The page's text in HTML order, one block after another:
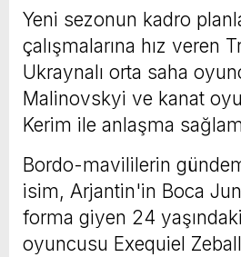
Yeni sezonun kadro
çalışmalarına hız veren
Ukraynalı orta saha
Malinovskyi ve kanat
Kerim ile anlaşma
Bordo-mavililerin
isim, Arjantin'in Boca
forma giyen 24
oyuncusu Exequiel